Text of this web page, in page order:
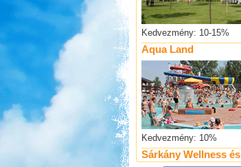
Kedvezmény: 10-15%
Aqua Land
Kedvezmény: 10%
Sárkány Wellness és
Gyógyfürdő